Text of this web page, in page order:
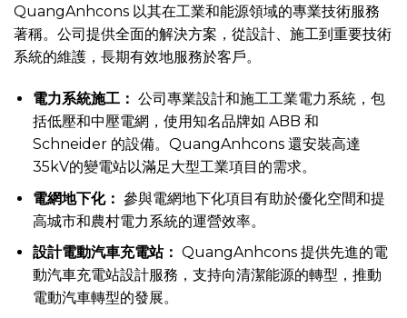
QuangAnhcons 以其在工業和能源領域的專業技術服務
著稱。公司提供全面的解決方案，從設計、施工到重要技術
系統的維護，長期有效地服務於客戶。
電力系統施工： 公司專業設計和施工工業電力系統，包
括低壓和中壓電網，使用知名品牌如 ABB 和
Schneider 的設備。QuangAnhcons 還安裝高達
35kV的變電站以滿足大型工業項目的需求。
電網地下化： 參與電網地下化項目有助於優化空間和提
高城市和農村電力系統的運營效率。
設計電動汽車充電站： QuangAnhcons 提供先進的電
動汽車充電站設計服務，支持向清潔能源的轉型，推動
電動汽車轉型的發展。